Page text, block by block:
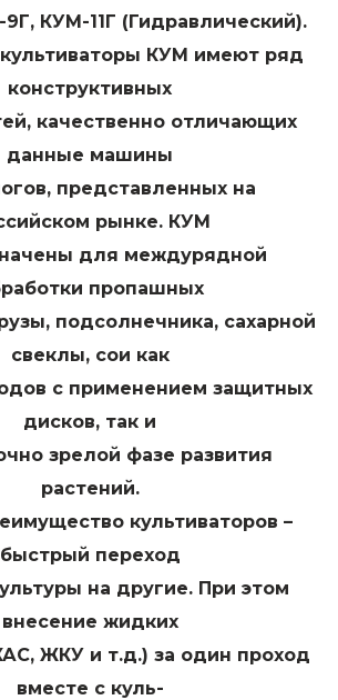
КУМ-11Г (Гидравлический).
КУМ имеют ряд
конструктивных
качественно отличающих
данные машины
представленных на
рынке. КУМ
для междурядной
пропашных
подсолнечника, сахарной
свеклы, сои как
с применением защитных
дисков, так и
зрелой фазе развития
растений.
культиваторов –
быстрый переход
на другие. При этом
внесение жидких
ЖКУ и т.д.) за один проход
вместе с куль-